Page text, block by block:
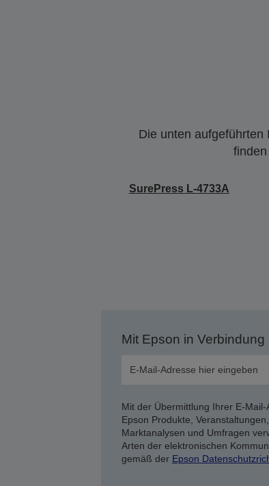
Die unten
SurePress L-4733A
Mit Epson in Verbindung
Mit der Übermittlung Ihrer E-
Epson Produkte,
Marktanalysen und Umfragen
Arten der elektronischen
gemäß der Epson